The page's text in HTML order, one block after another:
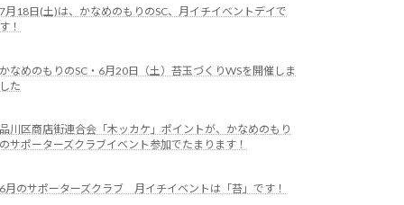
7月18日(土)は、かなめのもりのSC、月イチイベントデイで
す！
かなめのもりのSC・6月20日（土）苔玉づくりWSを開催しま
した
品川区商店街連合会「木ッカケ」ポイントが、かなめのもり
のサポーターズクラブイベント参加でたまります！
6月のサポーターズクラブ 月イチイベントは「苔」です！